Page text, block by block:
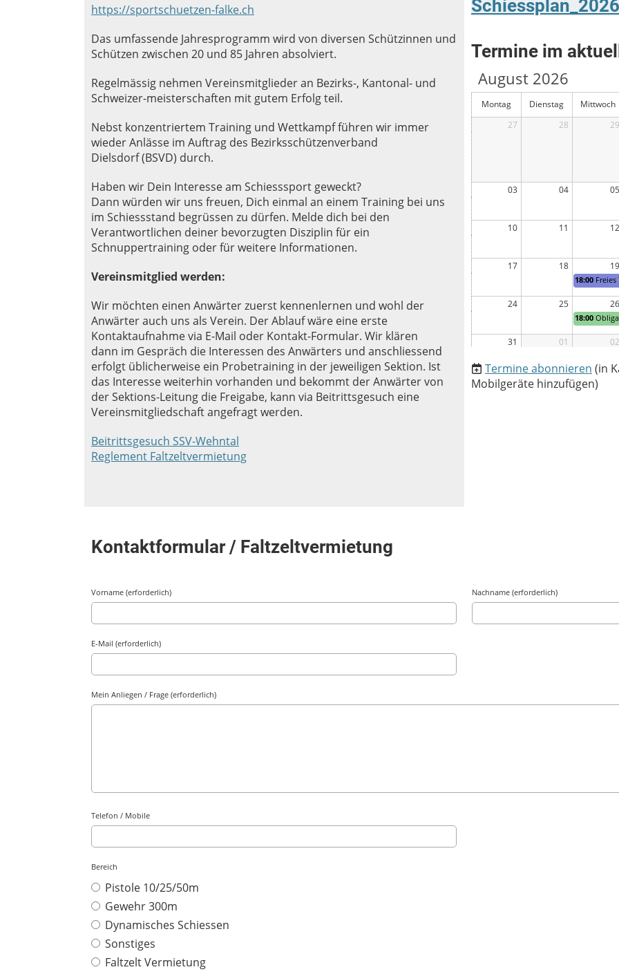
https://sportschuetzen-falke.ch
Das umfassende Jahresprogramm wird von diversen Schützinnen und
Schützen zwischen 20 und 85 Jahren absolviert.
Regelmässig nehmen Vereinsmitglieder an Bezirks-, Kantonal- und
Schweizer-meisterschaften mit gutem Erfolg teil.
Nebst konzentriertem Training und Wettkampf führen wir immer
wieder Anlässe im Auftrag des Bezirksschützenverband
Dielsdorf (BSVD) durch.
Haben wir Dein Interesse am Schiesssport geweckt?
Dann würden wir uns freuen, Dich einmal an einem Training bei uns
im Schiessstand begrüssen zu dürfen. Melde dich bei den
Verantwortlichen deiner bevorzugten Disziplin für ein
Schnuppertraining oder für weitere Informationen.
Vereinsmitglied werden:
Wir möchten einen Anwärter zuerst kennenlernen und wohl der
Anwärter auch uns als Verein. Der Ablauf wäre eine erste
Kontaktaufnahme via E-Mail oder Kontakt-Formular. Wir klären
dann im Gespräch die Interessen des Anwärters und anschliessend
erfolgt üblicherweise ein Probetraining in der jeweiligen Sektion. Ist
das Interesse weiterhin vorhanden und bekommt der Anwärter von
der Sektions-Leitung die Freigabe, kann via Beitrittsgesuch eine
Vereinsmitgliedschaft angefragt werden.
Beitrittsgesuch SSV-Wehntal
Reglement Faltzeltvermietung
Termine im
August 2026
Montag Dienstag Mittwoch
27
28 29
03 04 05
10 11 12
17 18 19
24 25 26
31 01 02
18:00Freies
18:00
Termine abonnieren (in
Mobilgeräte hinzufügen)
Kontaktformular / Faltzeltvermietung
Vorname (erforderlich) Nachname (erforderlich)
E-Mail (erforderlich)
Mein Anliegen / Frage (erforderlich)
Telefon / Mobile
Bereich
Pistole 10/25/50m
Gewehr 300m
Dynamisches Schiessen
Sonstiges
Faltzelt Vermietung